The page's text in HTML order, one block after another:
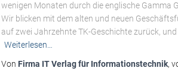
wenigen Monaten durch die englische Gamma
Wir blicken mit dem alten und neuen
auf zwei Jahrzehnte TK-Geschichte zurück,
Weiterlesen…
Von Firma IT Verlag für Informationstechnik,